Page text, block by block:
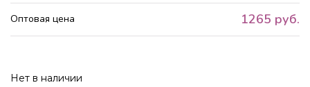
Оптовая цена 1265 руб.
Нет в наличии